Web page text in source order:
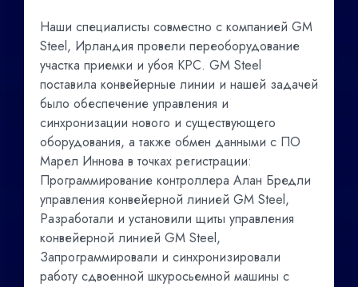
Наши специалисты совместно с компанией GM
Steel, Ирландия провели переоборудование
участка приемки и убоя КРС. GM Steel
поставила конвейерные линии и нашей задачей
было обеспечение управления и
синхронизации нового и существующего
оборудования, а также обмен данными с ПО
Марел Иннова в точках регистрации:
Программирование контроллера Алан Бредли
управления конвейерной линией GM Steel,
Разработали и установили щиты управления
конвейерной линией GM Steel,
Запрограммировали и синхронизировали
работу сдвоенной шкуросьемной машины с